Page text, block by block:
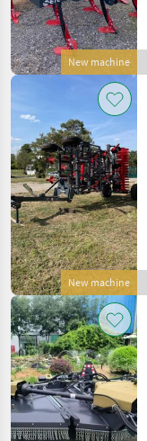
New machine
New machine